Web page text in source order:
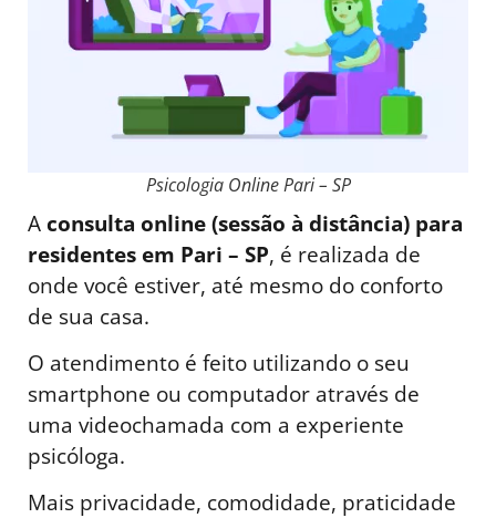
Psicologia Online Pari – SP
Aconsulta online (sessão à distância) para
residentes em Pari – SP, é realizada de
onde você estiver, até mesmo do conforto
de sua casa.
O atendimento é feito utilizando o seu
smartphone ou computador através de
uma videochamada com a experiente
psicóloga.
Mais privacidade, comodidade, praticidade